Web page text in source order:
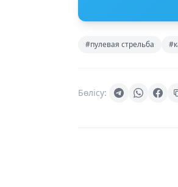
#пулевая стрельба
Бөлісу: